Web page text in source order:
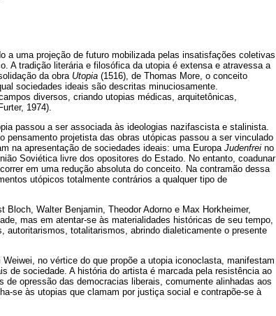
a uma projeção de futuro mobilizada pelas insatisfações coletivas
A tradição literária e filosófica da utopia é extensa e atravessa a
da obra Utopia (1516), de Thomas More, o conceito
sociedades ideais são descritas minuciosamente.
diversos, criando utopias médicas, arquitetônicas,
1974).
passou a ser associada às ideologias nazifascista e stalinista.
pensamento projetista das obras utópicas passou a ser vinculado
na apresentação de sociedades ideais: uma Europa Judenfrei no
Soviética livre dos opositores do Estado. No entanto, coadunar
em uma redução absoluta do conceito. Na contramão dessa
utópicos totalmente contrários a qualquer tipo de
Walter Benjamin, Theodor Adorno e Max Horkheimer,
mas em atentar-se às materialidades históricas de seu tempo,
totalitarismos, abrindo dialeticamente o presente
no vértice do que propõe a utopia iconoclasta, manifestam
de sociedade. A história do artista é marcada pela resistência ao
opressão das democracias liberais, comumente alinhadas aos
se às utopias que clamam por justiça social e contrapõe-se à